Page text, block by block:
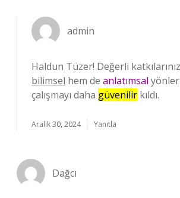
admin
Haldun Tüzer! Değerli
bilimsel hem de anlatımsal
çalışmayı daha güvenilir kıldı.
Aralık 30, 2024 Yanıtla
Dağcı